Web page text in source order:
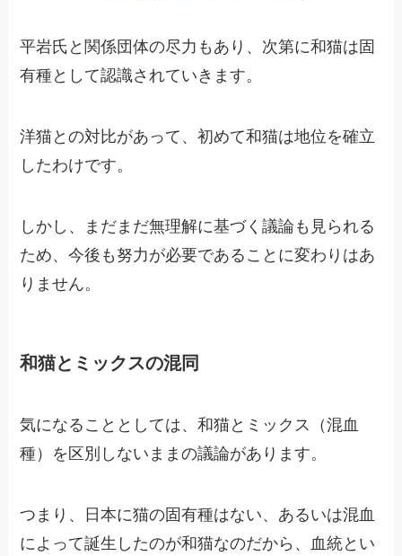
平岩氏と関係団体の尽力もあり、次第に和猫は固
有種として認識されていきます。
洋猫との対比があって、初めて和猫は地位を確立
したわけです。
しかし、まだまだ無理解に基づく議論も見られる
ため、今後も努力が必要であることに変わりはあ
りません。
和猫とミックスの混同
気になることとしては、和猫とミックス（混血
種）を区別しないままの議論があります。
つまり、日本に猫の固有種はない、あるいは混血
によって誕生したのが和猫なのだから、血統とい